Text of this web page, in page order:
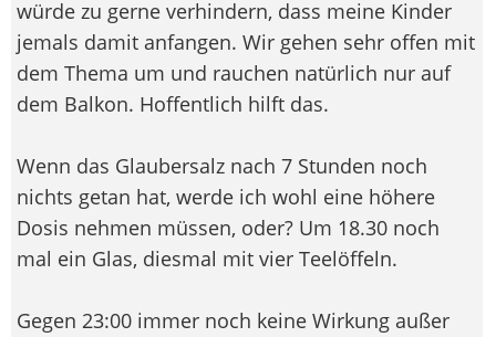
würde zu gerne verhindern, dass meine Kinder
jemals damit anfangen. Wir gehen sehr offen mit
dem Thema um und rauchen natürlich nur auf
dem Balkon. Hoffentlich hilft das.
Wenn das Glaubersalz nach 7 Stunden noch
nichts getan hat, werde ich wohl eine höhere
Dosis nehmen müssen, oder? Um 18.30 noch
mal ein Glas, diesmal mit vier Teelöffeln.
Gegen 23:00 immer noch keine Wirkung außer